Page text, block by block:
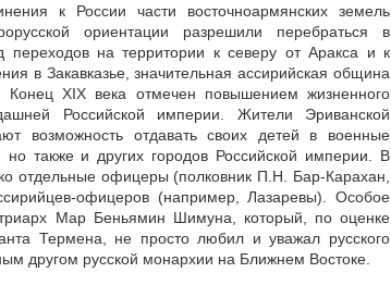
к России части восточноармянских земель
ориентации разрешили перебраться в
на территории к северу от Аракса и к
в Закавказье, значительная ассирийская община
Конец XIX века отмечен повышением жизненного
Российской империи. Жители Эриванской
возможность отдавать своих детей в военные
также и других городов Российской империи. В
отдельные офицеры (полковник П.Н. Бар-Карахан,
офицеров (например, Лазаревы). Особое
Мар Беньямин Шимуна , который, по оценке
Термена, не просто любил и уважал русского
другом русской монархии на Ближнем Востоке.